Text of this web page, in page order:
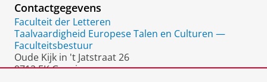
Contactgegevens
Faculteit der Letteren
Taalvaardigheid Europese Talen en Culturen —
Faculteitsbestuur
Oude Kijk in 't Jatstraat 26
9712 EK Groningen